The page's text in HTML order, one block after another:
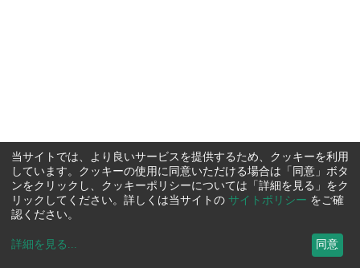
当サイトでは、より良いサービスを提供するため、クッキーを利用
しています。クッキーの使用に同意いただける場合は「同意」ボタ
ンをクリックし、クッキーポリシーについては「詳細を見る」をク
リックしてください。詳しくは当サイトの サイトポリシー をご確
認ください。
詳細を見る ... 同意